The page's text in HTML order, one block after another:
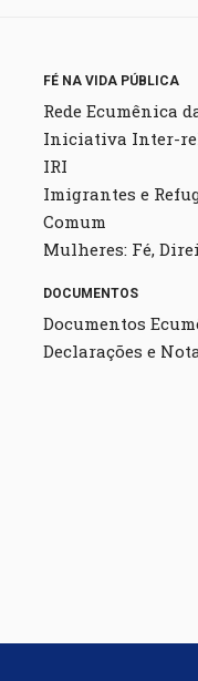
FÉ NA VIDA PÚBLICA
Rede Ecumênica
Iniciativa Inter-
IRI
Imigrantes e
Comum
Mulheres: Fé,
DOCUMENTOS
Documentos
Declarações e